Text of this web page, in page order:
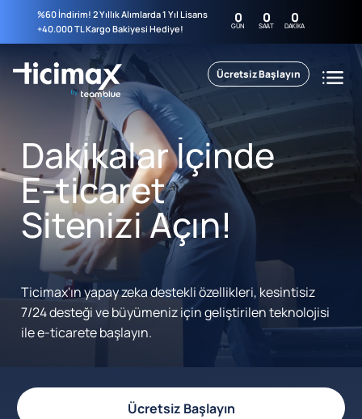
%60 İndirim! 2 Yıllık Alımlarda 1 Yıl Lisans
+40.000 TL Kargo Bakiyesi Hediye!
0
GÜN 0
SAAT 0
DAKIKA
Ücretsiz Başlayın
Dakikalar İçinde
E-ticaret
Sitenizi Açın!
Ticimax'ın yapay zeka destekli özellikleri, kesintisiz
7/24 desteği ve büyümeniz için geliştirilen teknolojisi
ile e-ticarete başlayın.
Ücretsiz Başlayın